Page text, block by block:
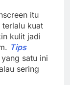
itu
terlalu kuat
kulit jadi
Tips
satu ini
sering